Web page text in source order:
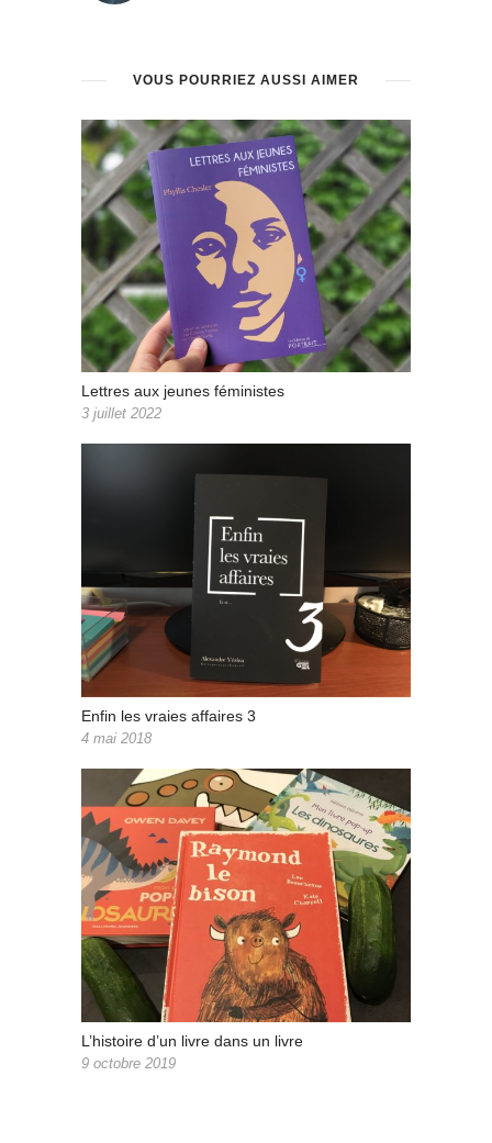
VOUS POURRIEZ AUSSI AIMER
Lettres aux jeunes féministes
3 juillet 2022
Enfin les vraies affaires 3
4 mai 2018
L’histoire d’un livre dans un livre
9 octobre 2019